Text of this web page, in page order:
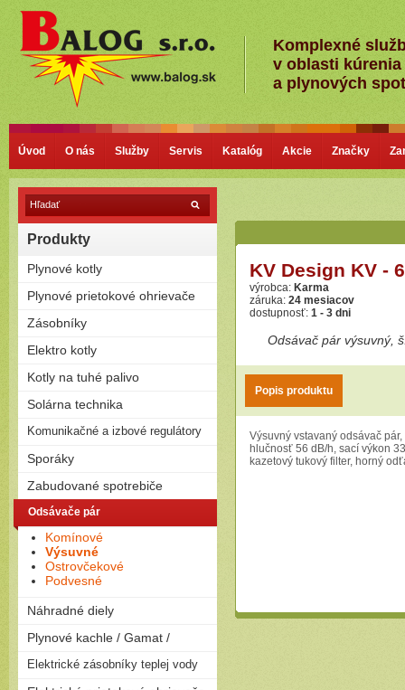
Komplexné
v oblasti kúrenia
a plynových
Úvod O nás Služby Servis Katalóg Akcie Značky
Produkty
Plynové kotly
Kondenzačné kotly
Plynové prietokové ohrievače
Plamienkové (s horáčikom)
Turbo (cez stenu - nútený
Zásobníky
Priamoohrievané zásobníky
Závesné
Elektro kotly
Len na kúrenie
zásobník)
Kotly na tuhé palivo
Splyňovacie - pyrolitické kotly
Peletizačné kotly
uhlie
Solárna technika
Solárne zostavy - ploché
Solárne zostavy - vákuové
Komunikačné a izbové regulátory
Regulátory
Sporáky
Plynové
Elektrické
Kombinované
Zabudované spotrebiče
Rúry
Dosky
Umývačky riadu
Odsávače pár
Komínové
Výsuvné
Ostrovčekové
Podvesné
Náhradné diely
Plynové kachle / Gamat /
Plynové kachle
Elektrické zásobníky teplej vody
KV Design KV -
výrobca: Karma
záruka: 24 mesiacov
dostupnosť: 1 - 3 dni
Odsávač pár výsuvný,
Popis produktu
Výsuvný vstavaný odsávač
hlučnosť 56 dB/h, sací výkon
kazetový tukový filter, horný